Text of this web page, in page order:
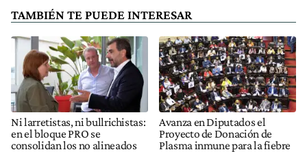
TAMBIÉN TE PUEDE INTERESAR
Ni larretistas, ni bullrichistas:
en el bloque PRO se
consolidan los no alineados
Avanza en Diputados el
Proyecto de Donación de
Plasma inmune para la fiebre